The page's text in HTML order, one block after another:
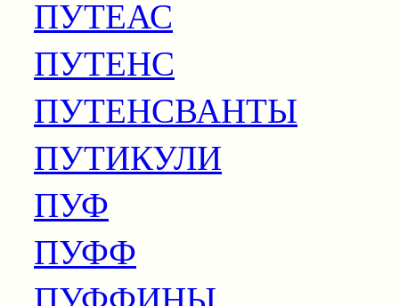
ПУТЕАС
ПУТЕНС
ПУТЕНСВАНТЫ
ПУТИКУЛИ
ПУФ
ПУФФ